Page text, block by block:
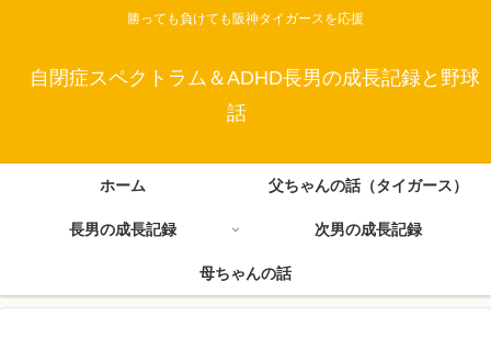
勝っても負けても阪神タイガースを応援
自閉症スペクトラム＆ADHD長男の成長記録と野球
話
ホーム 父ちゃんの話（タイガース）
長男の成長記録 次男の成長記録
母ちゃんの話